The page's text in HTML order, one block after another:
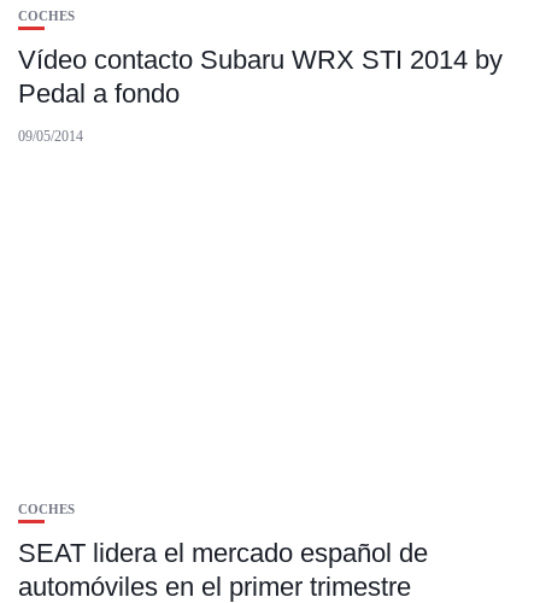
COCHES
Vídeo contacto Subaru WRX STI 2014 by
Pedal a fondo
09/05/2014
COCHES
SEAT lidera el mercado español de
automóviles en el primer trimestre